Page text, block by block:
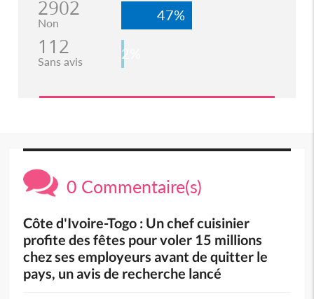
2902
Non 47%
112
Sans avis 2%
0 Commentaire(s)
Côte d'Ivoire-Togo : Un chef cuisinier
profite des fêtes pour voler 15 millions
chez ses employeurs avant de quitter le
pays, un avis de recherche lancé